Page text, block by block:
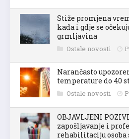
Stiže promjena
kada i gdje se
grmljavina
Ostale novosti
Narančasto
temperature do 40
Ostale novosti
OBJAVLJENI
zapošljavanje i
rehabilitaciju